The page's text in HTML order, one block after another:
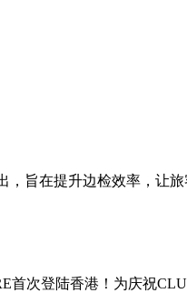
，旨在提升边检效率，让
首次登陆香港！为庆祝